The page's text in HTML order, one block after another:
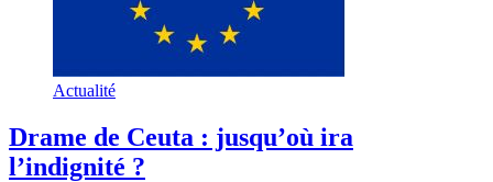
Actualité
Drame de Ceuta : jusqu’où ira
l’indignité ?